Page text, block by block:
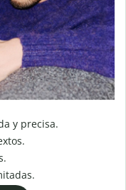
y precisa.